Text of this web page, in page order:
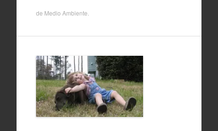
de Medio Ambiente